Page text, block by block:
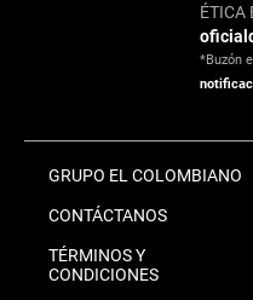
ÉTICA
*Buzón
GRUPO EL COLOMBIANO
CONTÁCTANOS
TÉRMINOS Y
CONDICIONES